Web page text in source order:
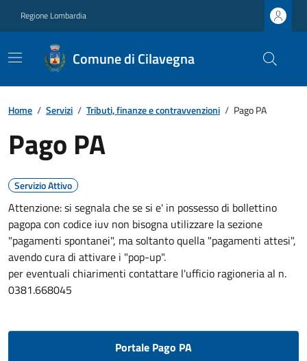
Regione Lombardia
Comune di Cilavegna
Home / Servizi / Tributi, finanze e contravvenzioni / Pago PA
Pago PA
Servizio Attivo
Attenzione: si segnala che se si e' in possesso di bollettino
pagopa con codice iuv non bisogna utilizzare la sezione
"pagamenti spontanei", ma soltanto quella "pagamenti attesi",
avendo cura di attivare i "pop-up".
per eventuali chiarimenti contattare l'ufficio ragioneria al n.
0381.668045
Portale Pago PA